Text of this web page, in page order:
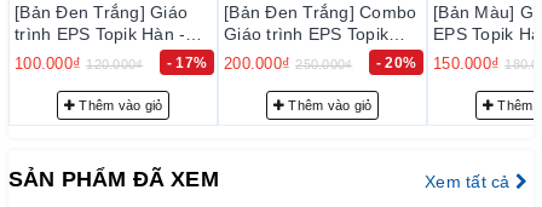
-
17%
[Bản Đen Trắng] Combo
Giáo trình EPS Topik
Hàn - Anh Bản Mới 2024
NEW 한국어 표준교재
1+2 (일상생활 한국어)
200.000₫ 250.000₫ - 20%
Thêm vào giỏ
[Bản Màu] Giáo trình
EPS Topik Hàn - Anh
Bản Mới 2024 Tập 2 -
EPS-Topik NEW 한국어
표준교재 2 (일상생활 한
국어)
150.000₫ 180.000₫ - 17%
Thêm vào giỏ
[Bản
EPS
Bản
표준교
국어)
150.000₫
SẢN PHẨM ĐÃ XEM Xem tất cả